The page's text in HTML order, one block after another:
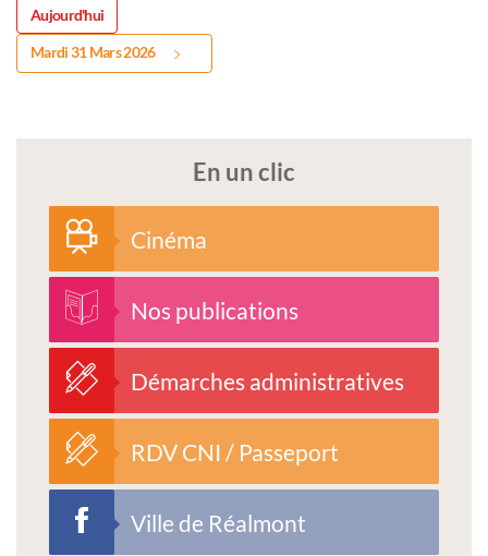
Aujourd'hui
Mardi 31 Mars 2026
En un clic
Cinéma
Nos publications
Démarches administratives
RDV CNI / Passeport
Ville de Réalmont